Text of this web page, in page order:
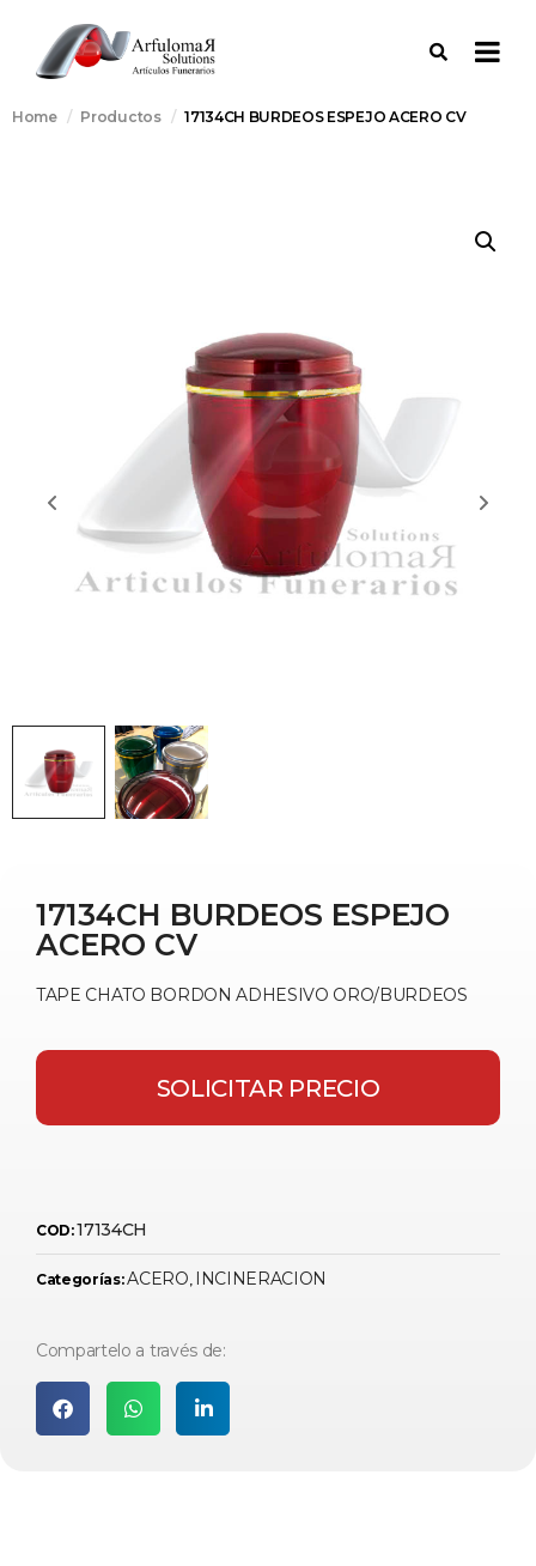
Home Productos 17134CH BURDEOS ESPEJO ACERO CV
17134CH BURDEOS ESPEJO
ACERO CV
TAPE CHATO BORDON ADHESIVO ORO/BURDEOS
SOLICITAR PRECIO
COD:17134CH
Categorías:ACERO, INCINERACION
Compartelo a través de: